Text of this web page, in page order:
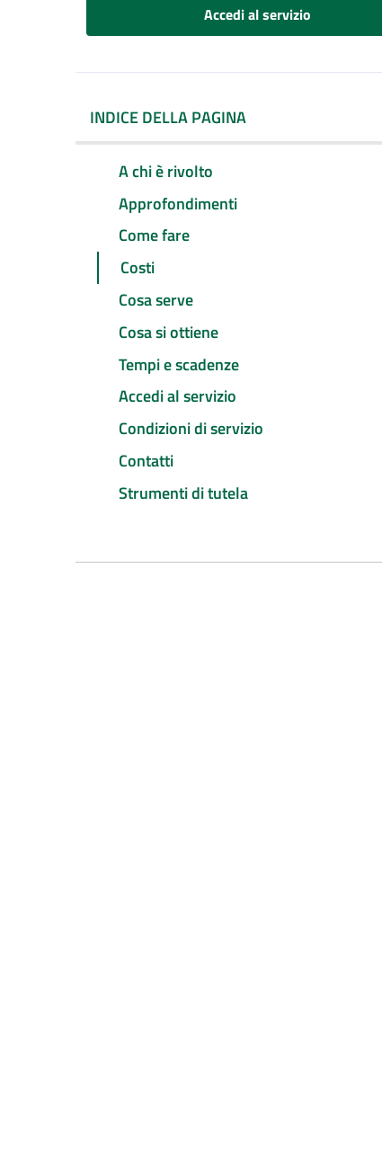
Accedi al servizio
INDICE DELLA PAGINA
A chi è rivolto
Approfondimenti
Come fare
Costi
Cosa serve
Cosa si ottiene
Tempi e scadenze
Accedi al servizio
Condizioni di servizio
Contatti
Strumenti di tutela